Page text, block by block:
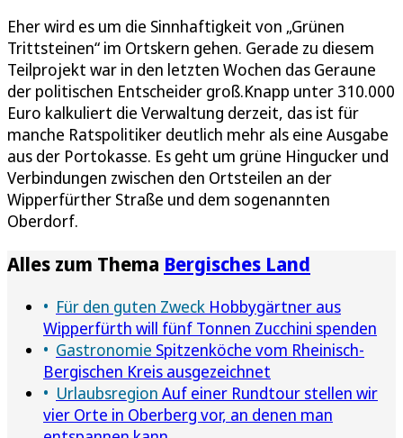
Eher wird es um die Sinnhaftigkeit von „Grünen
Trittsteinen“ im Ortskern gehen. Gerade zu diesem
Teilprojekt war in den letzten Wochen das Geraune
der politischen Entscheider groß.Knapp unter 310.000
Euro kalkuliert die Verwaltung derzeit, das ist für
manche Ratspolitiker deutlich mehr als eine Ausgabe
aus der Portokasse. Es geht um grüne Hingucker und
Verbindungen zwischen den Ortsteilen an der
Wipperfürther Straße und dem sogenannten
Oberdorf.
Alles zum Thema Bergisches Land
Für den guten Zweck Hobbygärtner aus
Wipperfürth will fünf Tonnen Zucchini spenden
Gastronomie Spitzenköche vom Rheinisch-
Bergischen Kreis ausgezeichnet
Urlaubsregion Auf einer Rundtour stellen wir
vier Orte in Oberberg vor, an denen man